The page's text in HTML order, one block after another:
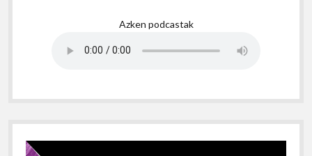
Sidebar
Azken podcastak